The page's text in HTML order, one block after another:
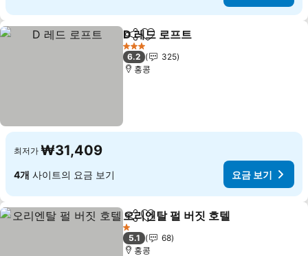
공유 즐겨찾기에 추가
D 레드 로프트
3 성급
6.2
325
홍콩
최저가 ₩31,409
4개 사이트의 요금 보기 요금 보기
공유 즐겨찾기에 추가
오리엔탈 펄 버짓 호텔
1 성급
5.1
68
홍콩